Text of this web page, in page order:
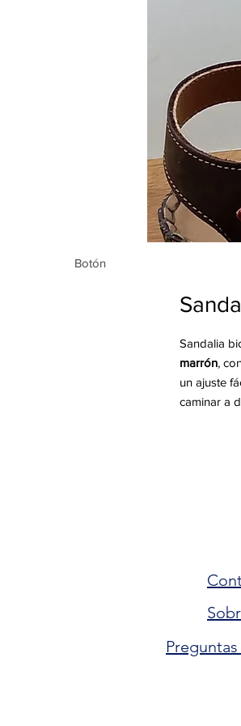
Botón
Sandalia
marrón,
un ajuste
caminar a